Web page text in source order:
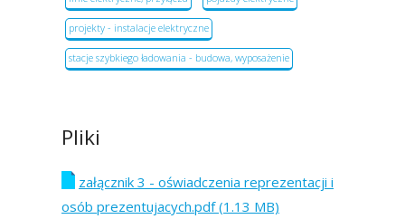
projekty - instalacje elektryczne
stacje szybkiego ładowania - budowa, wyposażenie
Pliki
załącznik 3 - oświadczenia reprezentacji i
osób prezentujacych.pdf (1.13 MB)